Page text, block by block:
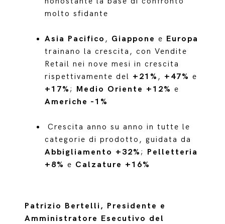
molto sfidante
Asia Pacifico , Giappone e Europa
trainano la crescita, con Vendite
Retail nei nove mesi in crescita
rispettivamente del +21% , +47% e
+17% ; Medio Oriente +12% e
Americhe -1%
Crescita anno su anno in tutte le
categorie di prodotto, guidata da
Abbigliamento +32% ; Pelletteria
+8% e Calzature +16%
Patrizio Bertelli, Presidente e
Amministratore Esecutivo del